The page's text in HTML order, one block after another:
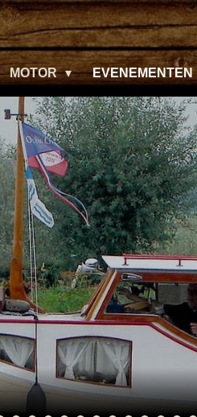
MOTOR EVENEMENTEN